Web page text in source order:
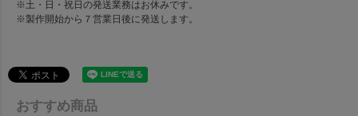
※土・日・祝日の発送業務はお休みです。
※製作開始から７営業日後に発送します。
おすすめ商品